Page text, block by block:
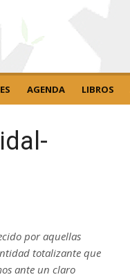
AGENDA LIBROS
por aquellas
totalizante que
ante un claro